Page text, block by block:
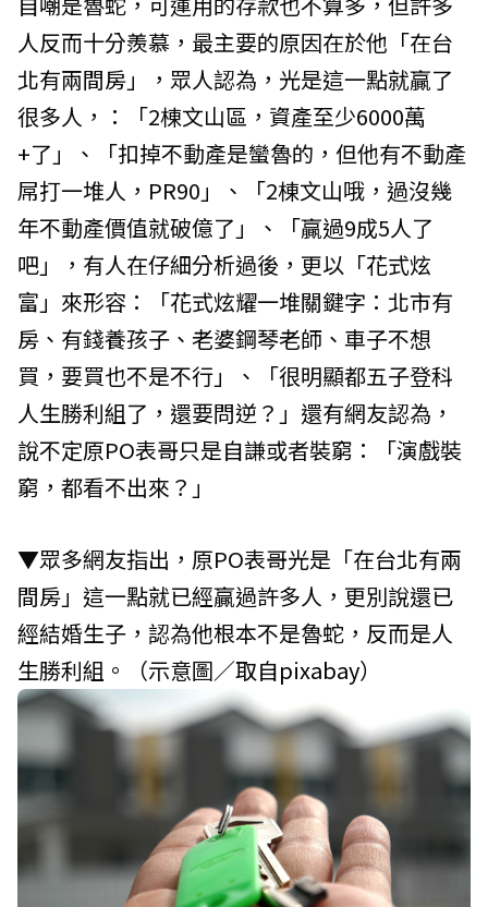
人反而十分羨慕，最主要的原因在於他「在台
北有兩間房」，眾人認為，光是這一點就贏了
很多人，：「2棟文山區，資產至少6000萬
+了」、「扣掉不動產是蠻魯的，但他有不動產
屌打一堆人，PR90」、「2棟文山哦，過沒幾
年不動產價值就破億了」、「贏過9成5人了
吧」，有人在仔細分析過後，更以「花式炫
富」來形容：「花式炫耀一堆關鍵字：北市有
房、有錢養孩子、老婆鋼琴老師、車子不想
買，要買也不是不行」、「很明顯都五子登科
人生勝利組了，還要問逆？」還有網友認為，
說不定原PO表哥只是自謙或者裝窮：「演戲裝
窮，都看不出來？」
▼眾多網友指出，原PO表哥光是「在台北有兩
間房」這一點就已經贏過許多人，更別說還已
經結婚生子，認為他根本不是魯蛇，反而是人
生勝利組。（示意圖／取自pixabay）